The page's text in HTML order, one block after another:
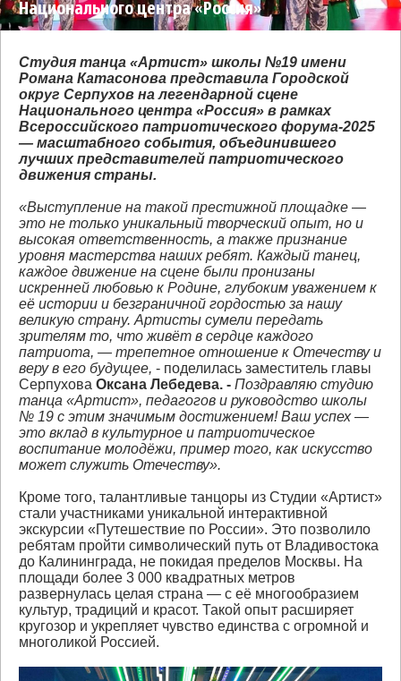
Национального центра «Россия»
Студия танца «Артист» школы №19 имени
Романа Катасонова представила Городской
округ Серпухов на легендарной сцене
Национального центра «Россия» в рамках
Всероссийского патриотического форума‑2025
— масштабного события, объединившего
лучших представителей патриотического
движения страны.
«Выступление на такой престижной площадке —
это не только уникальный творческий опыт, но и
высокая ответственность, а также признание
уровня мастерства наших ребят. Каждый танец,
каждое движение на сцене были пронизаны
искренней любовью к Родине, глубоким уважением к
её истории и безграничной гордостью за нашу
великую страну. Артисты сумели передать
зрителям то, что живёт в сердце каждого
патриота, — трепетное отношение к Отечеству и
веру в его будущее, - поделилась заместитель главы
Серпухова Оксана Лебедева. - Поздравляю студию
танца «Артист», педагогов и руководство школы
№ 19 с этим значимым достижением! Ваш успех —
это вклад в культурное и патриотическое
воспитание молодёжи, пример того, как искусство
может служить Отечеству».
Кроме того, талантливые танцоры из Студии «Артист»
стали участниками уникальной интерактивной
экскурсии «Путешествие по России». Это позволило
ребятам пройти символический путь от Владивостока
до Калининграда, не покидая пределов Москвы. На
площади более 3 000 квадратных метров
развернулась целая страна — с её многообразием
культур, традиций и красот. Такой опыт расширяет
кругозор и укрепляет чувство единства с огромной и
многоликой Россией.